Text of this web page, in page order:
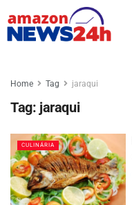
Home Tag jaraqui
Tag: jaraqui
CULINÁRIA